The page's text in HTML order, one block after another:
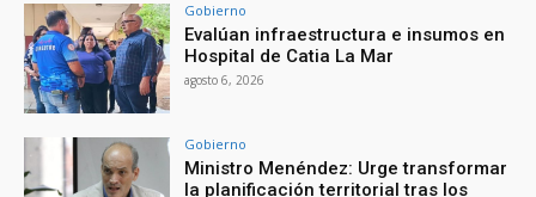
Gobierno
Evalúan infraestructura e insumos en
Hospital de Catia La Mar
agosto 6, 2026
Gobierno
Ministro Menéndez: Urge transformar
la planificación territorial tras los